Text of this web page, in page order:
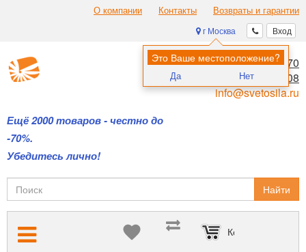
О компании Контакты Возвраты и гарантии
Вход
г Москва
Это Ваше местоположение?
Да Нет
Ещё 2000 товаров - честно до
-70%.
Убедитесь лично!
8 (495) 970-00-70
8 (800) 700-11-08
info@svetosila.ru
Найти
Корзина пуста